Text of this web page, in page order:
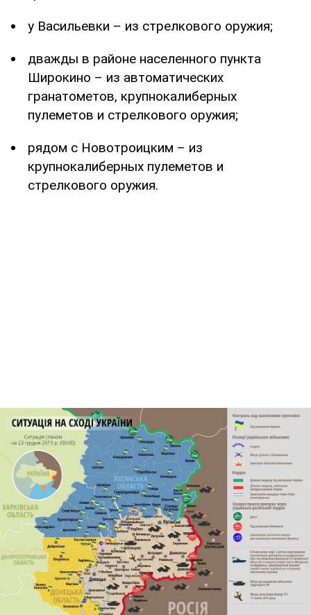
у Васильевки – из стрелкового оружия;
дважды в районе населенного пункта
Широкино – из автоматических
гранатометов, крупнокалиберных
пулеметов и стрелкового оружия;
рядом с Новотроицким – из
крупнокалиберных пулеметов и
стрелкового оружия.